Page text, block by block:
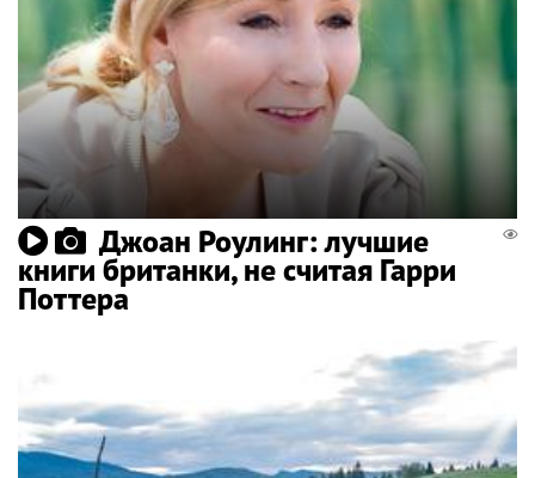
Джоан Роулинг: лучшие
книги британки, не считая Гарри
Поттера